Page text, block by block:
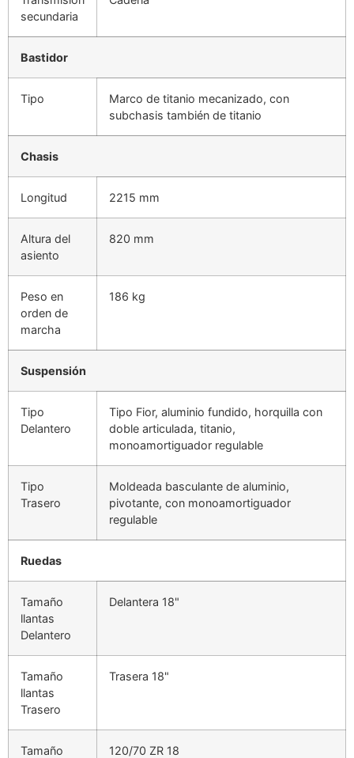
secundaria
Bastidor
Tipo
Marco de titanio mecanizado, con
subchasis también de titanio
Chasis
Longitud 2215 mm
Altura del
asiento
820 mm
Peso en
orden de
marcha
186 kg
Suspensión
Tipo
Delantero
Tipo Fior, aluminio fundido, horquilla con
doble articulada, titanio,
monoamortiguador regulable
Tipo
Trasero
Moldeada basculante de aluminio,
pivotante, con monoamortiguador
regulable
Ruedas
Tamaño
llantas
Delantero
Delantera 18"
Tamaño
llantas
Trasero
Trasera 18"
Tamaño
120/70 ZR 18